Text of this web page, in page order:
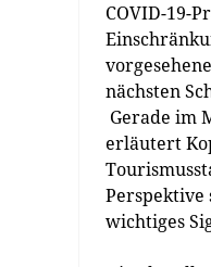
COVID-19-
nächsten
Gerade im
erläutert
Perspektive
wichtiges